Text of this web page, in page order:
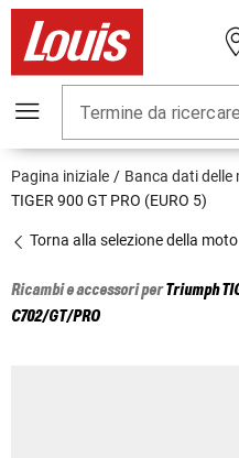
Termine da ricercare
Pagina iniziale
Banca dati delle
TIGER 900 GT PRO (EURO 5)
Torna alla selezione della moto
Ricambi e accessori perTriumph
C702/GT/PRO